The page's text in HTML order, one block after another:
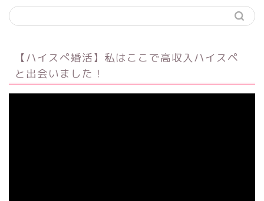
【ハイスぺ婚活】私はここで高収入ハイスペ
と出会いました！